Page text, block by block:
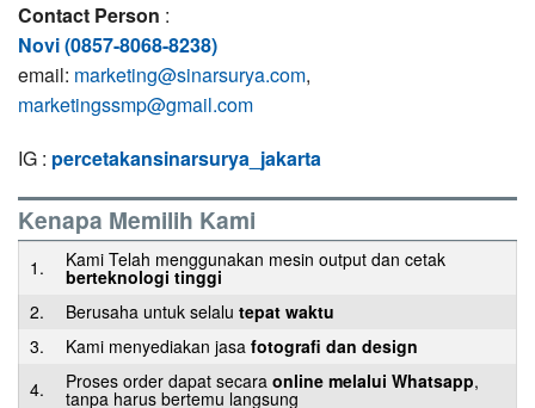
Contact Person :
Novi (0857-8068-8238)
email: marketing@sinarsurya.com,
marketingssmp@gmail.com
IG : percetakansinarsurya_jakarta
Kenapa Memilih Kami
1. Kami Telah menggunakan mesin output dan cetak
berteknologi tinggi
2.
Berusaha untuk selalu tepat waktu
3.
Kami menyediakan jasa fotografi dan design
4.
Proses order dapat secara online melalui Whatsapp,
tanpa harus bertemu langsung